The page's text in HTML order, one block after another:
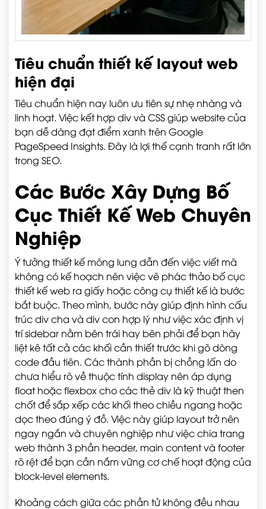
Tiêu chuẩn thiết kế layout web
hiện đại
Tiêu chuẩn hiện nay luôn ưu tiên sự nhẹ nhàng và
linh hoạt. Việc kết hợp div và CSS giúp website của
bạn dễ dàng đạt điểm xanh trên Google
PageSpeed Insights. Đây là lợi thế cạnh tranh rất lớn
trong SEO.
Các Bước Xây Dựng Bố
Cục Thiết Kế Web Chuyên
Nghiệp
Ý tưởng thiết kế mông lung dẫn đến việc viết mã
không có kế hoạch nên việc vẽ phác thảo bố cục
thiết kế web ra giấy hoặc công cụ thiết kế là bước
bắt buộc. Theo mình, bước này giúp định hình cấu
trúc div cha và div con hợp lý như việc xác định vị
trí sidebar nằm bên trái hay bên phải để bạn hãy
liệt kê tất cả các khối cần thiết trước khi gõ dòng
code đầu tiên. Các thành phần bị chồng lấn do
chưa hiểu rõ về thuộc tính display nên áp dụng
float hoặc flexbox cho các thẻ div là kỹ thuật then
chốt để sắp xếp các khối theo chiều ngang hoặc
dọc theo đúng ý đồ. Việc này giúp layout trở nên
ngay ngắn và chuyên nghiệp như việc chia trang
web thành 3 phần header, main content và footer
rõ rệt để bạn cần nắm vững cơ chế hoạt động của
block-level elements.
Khoảng cách giữa các phần tử không đều nhau